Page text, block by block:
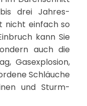
drei Jahres-
nicht einfach so
kann Sie
auch die
Gasexplosion,
Schläuche
und Sturm-